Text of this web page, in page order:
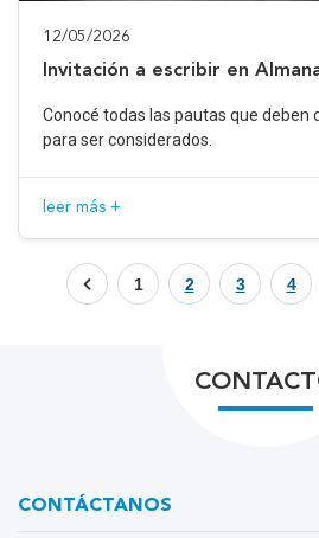
12/05/2026
Invitación a escribir en
Conocé todas las pautas que deben
para ser considerados.
leer más +
1 2 3 4
CONTÁCTANOS